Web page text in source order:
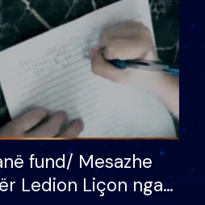
fund/ Mesazhe
Ledion Liçon nga